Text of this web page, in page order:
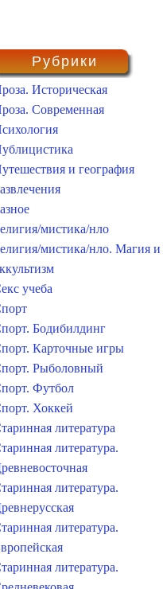
Рубрики
Историческая
Современная
и география
мистика/нло
мистика/нло. Магия и
учеба
Бодибилдинг
Карточные игры
Рыболовный
Футбол
Хоккей
литература
литература.
литература.
литература.
литература.